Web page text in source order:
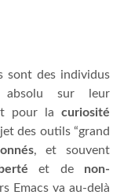
sont des individus
absolu sur leur
pour la curiosité
des outils “grand
, et souvent
et de non-
Emacs va au-delà